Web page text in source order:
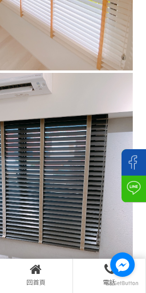
回首頁 電話